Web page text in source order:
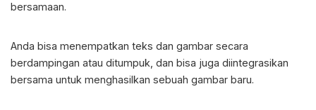
bersamaan.
Anda bisa menempatkan teks dan gambar secara
berdampingan atau ditumpuk, dan bisa juga diintegrasikan
bersama untuk menghasilkan sebuah gambar baru.